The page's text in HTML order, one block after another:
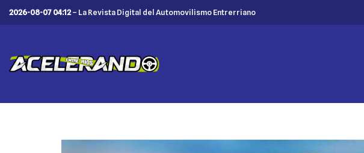
contenido
2026-08-07 04:12 – La Revista Digital del Automovilismo Entrerriano